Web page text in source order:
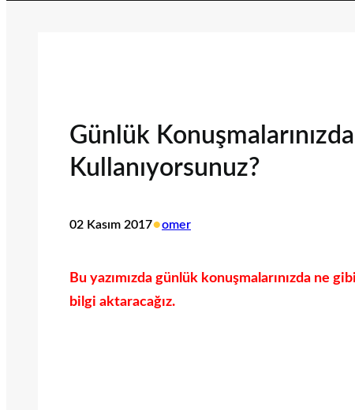
Günlük
Kullanıyorsunuz?
02 Kasım 2017•omer
Bu yazımızda günlük konuşmalarınızda ne
bilgi aktaracağız.